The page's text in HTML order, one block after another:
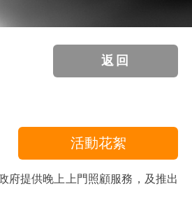
返回
活動花絮
府提供晚上上門照顧服務，及推出